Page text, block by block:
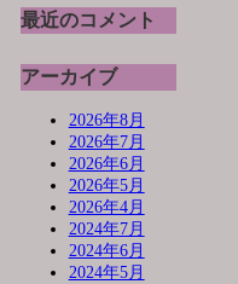
最近のコメント
アーカイブ
2026年8月
2026年7月
2026年6月
2026年5月
2026年4月
2024年7月
2024年6月
2024年5月